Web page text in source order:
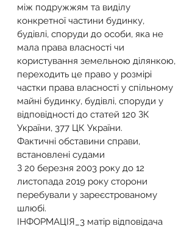
між подружжям та виділу
конкретної частини будинку,
будівлі, споруди до особи, яка не
мала права власності чи
користування земельною ділянкою,
переходить це право у розмірі
частки права власності у спільному
майні будинку, будівлі, споруди у
відповідності до статей 120 ЗК
України, 377 ЦК України.
Фактичні обставини справи,
встановлені судами
З 20 березня 2003 року до 12
листопада 2019 року сторони
перебували у зареєстрованому
шлюбі.
ІНФОРМАЦІЯ_3 матір відповідача